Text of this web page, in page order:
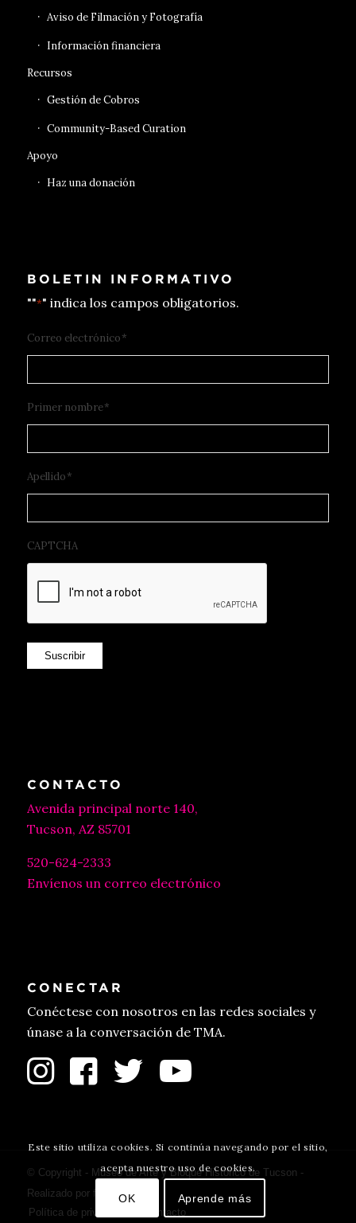
Aviso de Filmación y Fotografía
Información financiera
Recursos
Gestión de Cobros
Community-Based Curation
Apoyo
Haz una donación
BOLETIN INFORMATIVO
""*" indica los campos obligatorios.
Correo electrónico*
Primer nombre*
Apellido*
CAPTCHA
Suscribir
CONTACTO
Avenida principal norte 140,
Tucson, AZ 85701
520-624-2333
Envíenos un correo electrónico
CONECTAR
Conéctese con nosotros en las redes sociales y
únase a la conversación de TMA.
© Copyright - Museo de Arte y Bloque Histórico de Tucson -
Realizado por fulano.
Política de privacidad
Contacto
Este sitio utiliza cookies. Si continúa navegando por el sitio,
acepta nuestro uso de cookies.
OK Aprende más